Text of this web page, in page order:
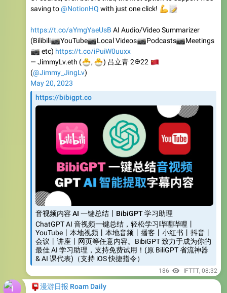
https://t.co/aYmgYaeUsBAI Audio/Video Summarizer
etc)https://t.co/iPuiW0uuxx
— JimmyLv.eth (
🐣
,
🐣) 吕立青 2𐃏22
(@Jimmy_JingLv)
May 20, 2023
https://bibigpt.co
音视频内容 AI 一键总结丨BibiGPT 学习助理
ChatGPT AI 音视频一键总结，轻松学习哔哩哔哩丨
YouTube丨本地视频丨本地音频丨播客丨小红书丨抖音丨
会议丨讲座丨网页等任意内容。BibiGPT 致力于成为你的
最佳 AI 学习助理，支持免费试用！(原 BiliGPT 省流神器
& AI 课代表)（支持 iOS 快捷指令）
186 IFTTT,08:32
漫游日报 Roam Daily
Of course, support for@RoamResearch, including Quick
Capture, is a must-have as well!
🚀
📚
💡